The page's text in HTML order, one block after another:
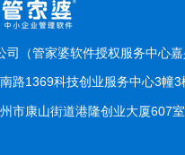
（管家婆软件授权服务中心
路1369科技创业服务中心3幢3
市康山街道港隆创业大厦607室